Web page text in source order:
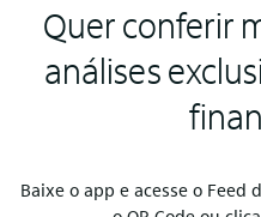
Quer conferir
análises
Baixe o app e acesse o Feed